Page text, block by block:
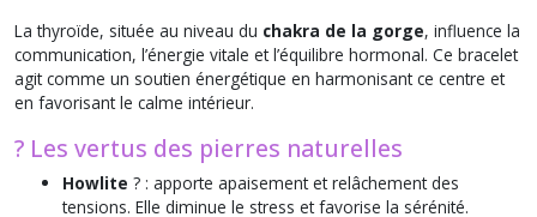
La thyroïde, située au niveau du chakra de la gorge, influence la
communication, l’énergie vitale et l’équilibre hormonal. Ce bracelet
agit comme un soutien énergétique en harmonisant ce centre et
en favorisant le calme intérieur.
? Les vertus des pierres naturelles
Howlite ? : apporte apaisement et relâchement des
tensions. Elle diminue le stress et favorise la sérénité.